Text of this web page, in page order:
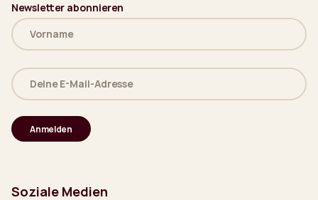
Newsletter abonnieren
Name
(erforderlich)
Deine
E-
Mail-
(erforderlich)
Soziale Medien